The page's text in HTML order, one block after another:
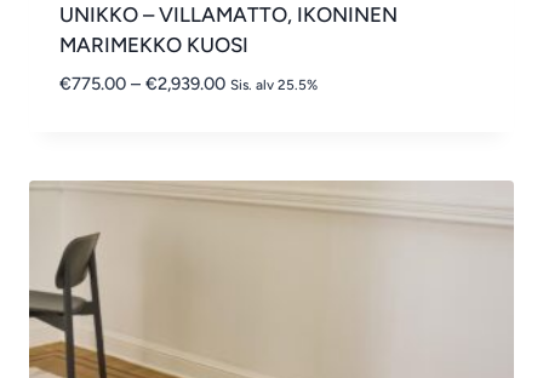
UNIKKO – VILLAMATTO, IKONINEN
MARIMEKKO KUOSI
€775.00 – €2,939.00Hintaluokka:
Sis. alv 25.5%